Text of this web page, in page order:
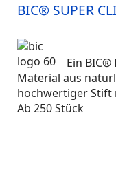
BIC® SUPER
Ein BIC®
Material aus
hochwertiger Stift
Ab 250 Stück